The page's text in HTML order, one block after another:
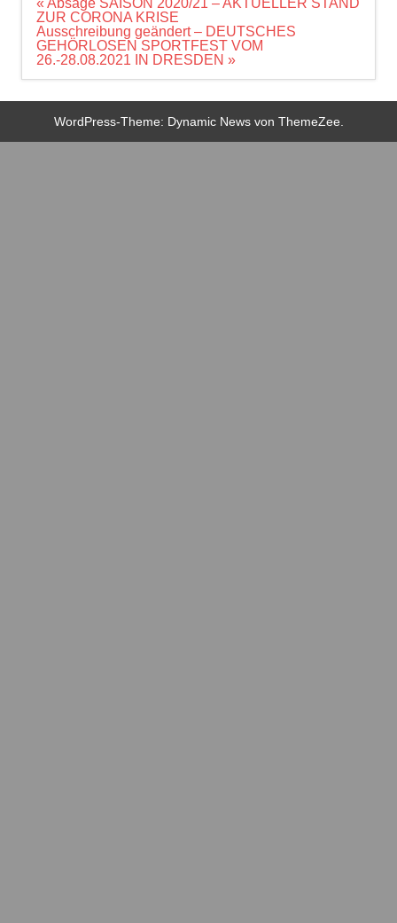
« Absage SAISON 2020/21 – AKTUELLER STAND
ZUR CORONA KRISE
Ausschreibung geändert – DEUTSCHES
GEHÖRLOSEN SPORTFEST VOM
26.-28.08.2021 IN DRESDEN »
WordPress-Theme: Dynamic News von ThemeZee.